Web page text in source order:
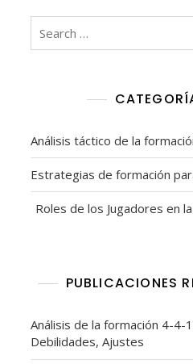
Search
Análisis táctico de la
Estrategias de formación
Roles de los Jugadores en
PUBLICACIONES
Análisis de la formación 4-4-
Debilidades, Ajustes